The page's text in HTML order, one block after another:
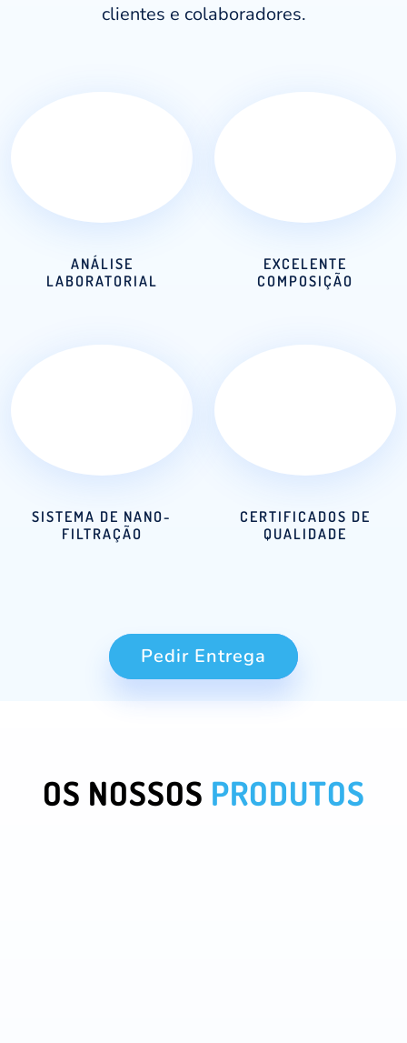
clientes e colaboradores.
ANÁLISE
LABORATORIAL
EXCELENTE
COMPOSIÇÃO
SISTEMA DE NANO-
FILTRAÇÃO
CERTIFICADOS DE
QUALIDADE
Pedir Entrega
OS NOSSOS PRODUTOS